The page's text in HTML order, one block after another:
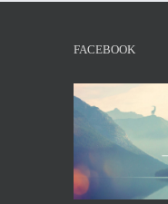
FACEBOOK